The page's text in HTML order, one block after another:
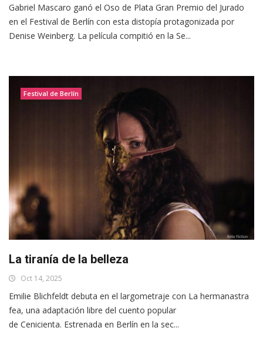
Gabriel Mascaro ganó el Oso de Plata Gran Premio del Jurado
en el Festival de Berlín con esta distopía protagonizada por
Denise Weinberg. La película compitió en la Se...
Festival de Berlín
La tiranía de la belleza
Oct 14, 2025
Emilie Blichfeldt debuta en el largometraje con La hermanastra
fea, una adaptación libre del cuento popular
de Cenicienta. Estrenada en Berlín en la sec...